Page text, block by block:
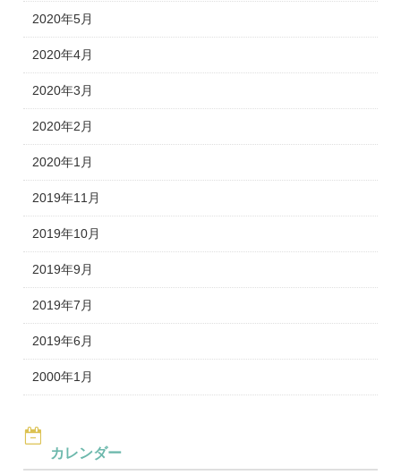
2020年5月
2020年4月
2020年3月
2020年2月
2020年1月
2019年11月
2019年10月
2019年9月
2019年7月
2019年6月
2000年1月
カレンダー